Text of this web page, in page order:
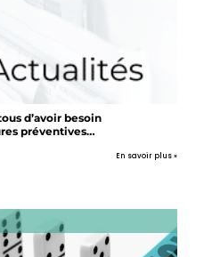
d’avoir besoin
préventives…
En savoir plus »